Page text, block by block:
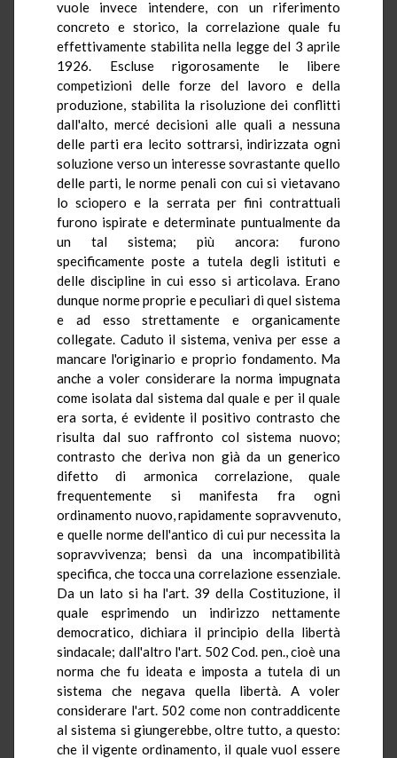
vuole invece intendere, con un riferimento
concreto e storico, la correlazione quale fu
effettivamente stabilita nella legge del 3 aprile
1926. Escluse rigorosamente le libere
competizioni delle forze del lavoro e della
produzione, stabilita la risoluzione dei conflitti
dall'alto, mercé decisioni alle quali a nessuna
delle parti era lecito sottrarsi, indirizzata ogni
soluzione verso un interesse sovrastante quello
delle parti, le norme penali con cui si vietavano
lo sciopero e la serrata per fini contrattuali
furono ispirate e determinate puntualmente da
un tal sistema; più ancora: furono
specificamente poste a tutela degli istituti e
delle discipline in cui esso si articolava. Erano
dunque norme proprie e peculiari di quel sistema
e ad esso strettamente e organicamente
collegate. Caduto il sistema, veniva per esse a
mancare l'originario e proprio fondamento. Ma
anche a voler considerare la norma impugnata
come isolata dal sistema dal quale e per il quale
era sorta, é evidente il positivo contrasto che
risulta dal suo raffronto col sistema nuovo;
contrasto che deriva non già da un generico
difetto di armonica correlazione, quale
frequentemente si manifesta fra ogni
ordinamento nuovo, rapidamente sopravvenuto,
e quelle norme dell'antico di cui pur necessita la
sopravvivenza; bensì da una incompatibilità
specifica, che tocca una correlazione essenziale.
Da un lato si ha l'art. 39 della Costituzione, il
quale esprimendo un indirizzo nettamente
democratico, dichiara il principio della libertà
sindacale; dall'altro l'art. 502 Cod. pen., cioè una
norma che fu ideata e imposta a tutela di un
sistema che negava quella libertà. A voler
considerare l'art. 502 come non contraddicente
al sistema si giungerebbe, oltre tutto, a questo:
che il vigente ordinamento, il quale vuol essere